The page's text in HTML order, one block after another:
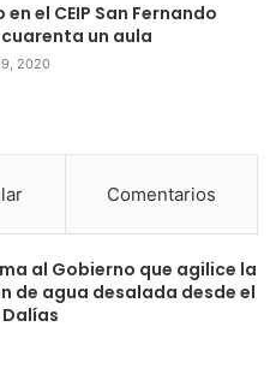
el CEIP San Fernando
un aula
2020
Comentarios
al Gobierno que agilice la
de agua desalada desde el